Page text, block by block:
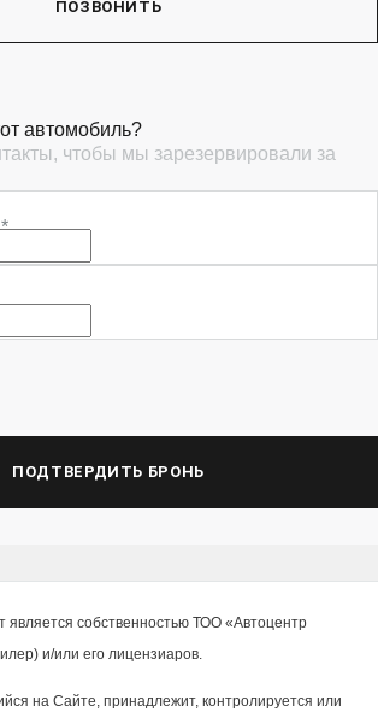
ПОЗВОНИТЬ
автомобиль?
чтобы мы зарезервировали за
*
ПОДТВЕРДИТЬ БРОНЬ
является собственностью ТОО «Автоцентр
и/или его лицензиаров.
на Сайте, принадлежит, контролируется или